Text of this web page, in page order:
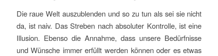
Die raue Welt auszublenden und so zu tun als sei sie nicht
da, ist naiv. Das Streben nach absoluter Kontrolle, ist eine
Illusion. Ebenso die Annahme, dass unsere Bedürfnisse
und Wünsche immer erfüllt werden können oder es etwas